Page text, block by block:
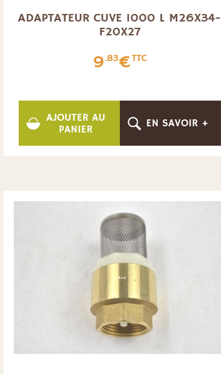
ADAPTATEUR CUVE 1000 L M26X34-
F20X27
9.83€TTC
AJOUTER AU
PANIER
EN SAVOIR +